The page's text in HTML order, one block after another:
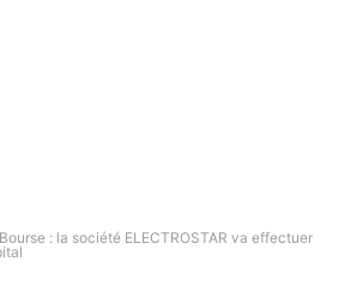
Bourse : la société ELECTROSTAR va effectuer